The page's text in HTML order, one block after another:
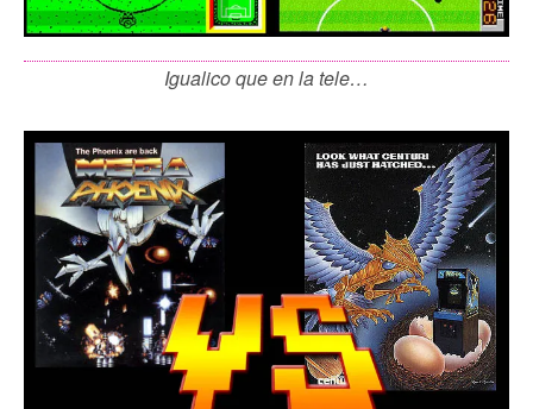
Igualico que en la tele…